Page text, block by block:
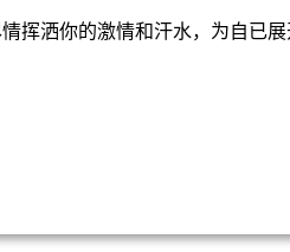
挥洒你的激情和汗水，为自已